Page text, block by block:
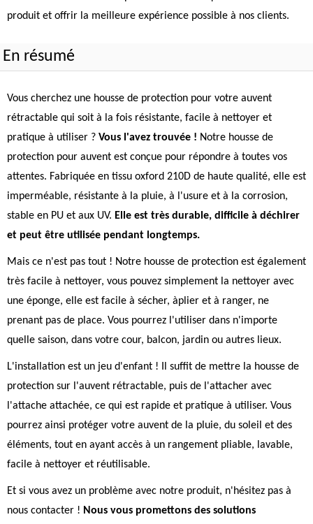
produit et offrir la meilleure expérience possible à nos clients.
En résumé
Vous cherchez une housse de protection pour votre auvent
rétractable qui soit à la fois résistante, facile à nettoyer et
pratique à utiliser ? Vous l'avez trouvée ! Notre housse de
protection pour auvent est conçue pour répondre à toutes vos
attentes. Fabriquée en tissu oxford 210D de haute qualité, elle est
imperméable, résistante à la pluie, à l'usure et à la corrosion,
stable en PU et aux UV. Elle est très durable, difficile à déchirer
et peut être utilisée pendant longtemps.
Mais ce n'est pas tout ! Notre housse de protection est également
très facile à nettoyer, vous pouvez simplement la nettoyer avec
une éponge, elle est facile à sécher, àplier et à ranger, ne
prenant pas de place. Vous pourrez l'utiliser dans n'importe
quelle saison, dans votre cour, balcon, jardin ou autres lieux.
L'installation est un jeu d'enfant ! Il suffit de mettre la housse de
protection sur l'auvent rétractable, puis de l'attacher avec
l'attache attachée, ce qui est rapide et pratique à utiliser. Vous
pourrez ainsi protéger votre auvent de la pluie, du soleil et des
éléments, tout en ayant accès à un rangement pliable, lavable,
facile à nettoyer et réutilisable.
Et si vous avez un problème avec notre produit, n'hésitez pas à
nous contacter ! Nous vous promettons des solutions